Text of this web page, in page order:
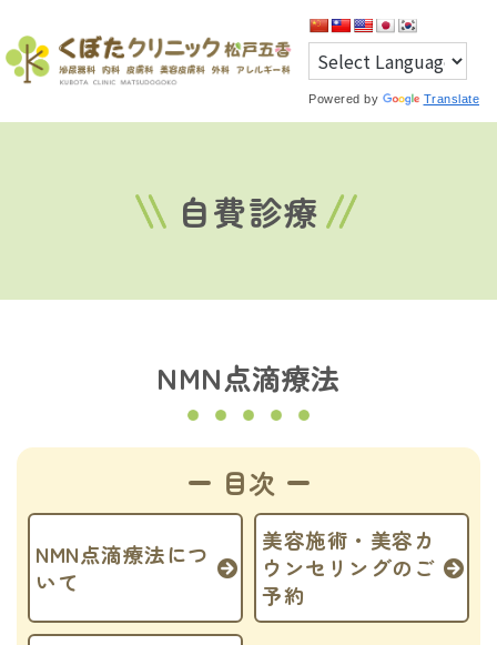
Powered by Translate
自費診療
NMN点滴療法
目次
NMN点滴療法につ
いて
美容施術・美容カ
ウンセリングのご
予約